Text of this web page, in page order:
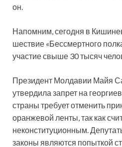
он.
Напомним, сегодня в
шествие «Бессмертного
участие свыше 30 тысяч
Президент Молдавии Майя
утвердила запрет на
страны требует отменить
оранжевой ленты, так как
неконституционным.
законы являются попыткой